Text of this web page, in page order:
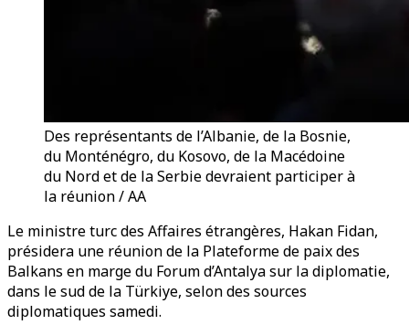
Des représentants de l’Albanie, de la Bosnie,
du Monténégro, du Kosovo, de la Macédoine
du Nord et de la Serbie devraient participer à
la réunion / AA
Le ministre turc des Affaires étrangères, Hakan Fidan,
présidera une réunion de la Plateforme de paix des
Balkans en marge du Forum d’Antalya sur la diplomatie,
dans le sud de la Türkiye, selon des sources
diplomatiques samedi.